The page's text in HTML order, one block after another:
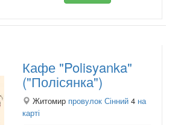
Кафе "Polisyanka"
("Полісянка")
Житомир провулок Сінний 4 на
карті